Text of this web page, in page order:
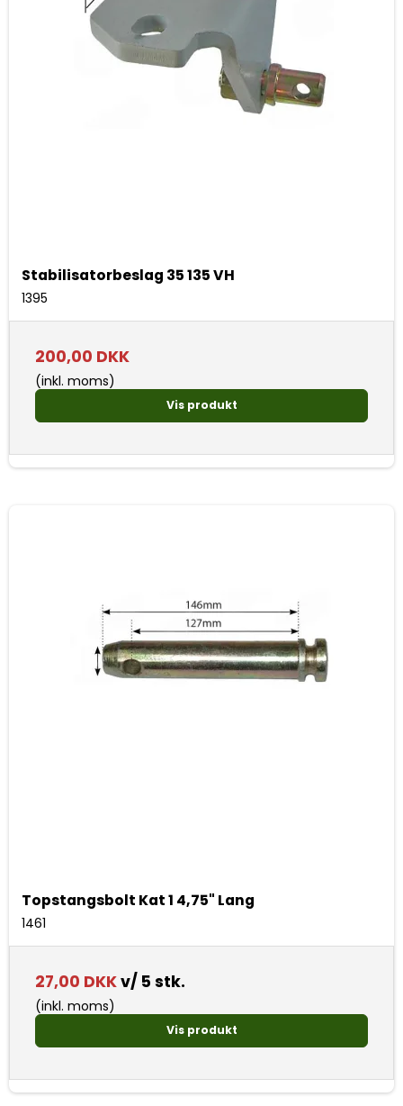
Stabilisatorbeslag 35 135 VH
1395
200,00 DKK
(inkl. moms)
Vis produkt
Topstangsbolt Kat 1 4,75" Lang
1461
27,00 DKKv/ 5 stk.
(inkl. moms)
Vis produkt